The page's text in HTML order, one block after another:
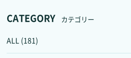
CATEGORY カテゴリー
ALL (181)